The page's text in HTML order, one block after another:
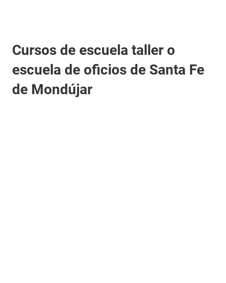
Cursos de escuela taller o
escuela de oficios de Santa Fe
de Mondújar